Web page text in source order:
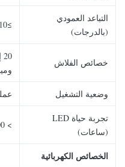
التباعد العمودي
(بالدرجات)
≥10
خصائص الفلاش
وضعية التشغيل
تجربة حياة LED
(ساعات)
> 100،000
الخصائص الكهربائية